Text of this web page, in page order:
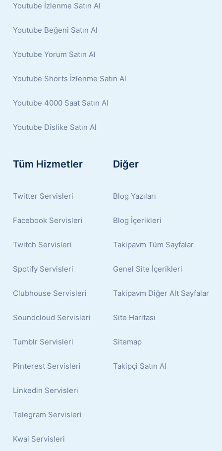
Youtube İzlenme Satın Al
Youtube Beğeni Satın Al
Youtube Yorum Satın Al
Youtube Shorts İzlenme Satın Al
Youtube 4000 Saat Satın Al
Youtube Dislike Satın Al
Tüm Hizmetler
Twitter Servisleri
Facebook Servisleri
Twitch Servisleri
Spotify Servisleri
Clubhouse Servisleri
Soundcloud Servisleri
Tumblr Servisleri
Pinterest Servisleri
Linkedin Servisleri
Telegram Servisleri
Kwai Servisleri
Diğer
Blog Yazıları
Blog İçerikleri
Takipavm Tüm Sayfalar
Genel Site İçerikleri
Takipavm Diğer Alt Sayfalar
Site Haritası
Sitemap
Takipçi Satın Al